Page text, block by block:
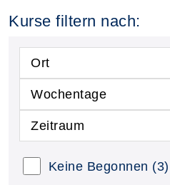
Kurse filtern nach:
Ort
Wochentage
Zeitraum
Kursstatus auswählen
Keine Begonnen (3)